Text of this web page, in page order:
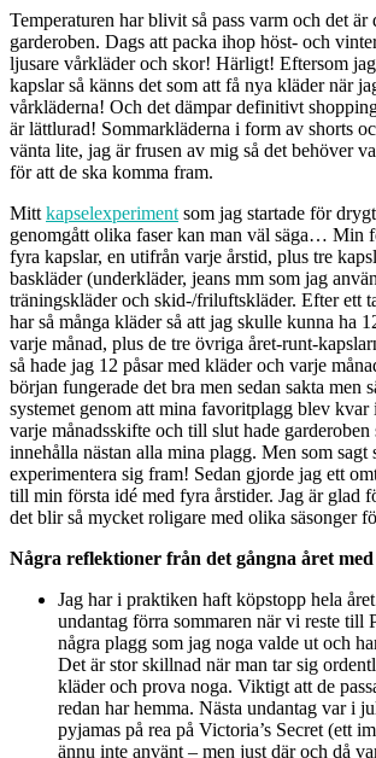
Temperaturen har blivit så pass varm och det är
garderoben. Dags att packa ihop höst- och
ljusare vårkläder och skor! Härligt! Eftersom
kapslar så känns det som att få nya kläder när
vårkläderna! Och det dämpar definitivt
är lättlurad! Sommarkläderna i form av shorts
vänta lite, jag är frusen av mig så det behöver
för att de ska komma fram.
Mitt kapselexperiment som jag startade för
genomgått olika faser kan man väl säga… Min
fyra kapslar, en utifrån varje årstid, plus tre
baskläder (underkläder, jeans mm som jag
träningskläder och skid-/friluftskläder. Efter ett
har så många kläder så att jag skulle kunna ha
varje månad, plus de tre övriga året-runt-
så hade jag 12 påsar med kläder och varje
början fungerade det bra men sedan sakta men
systemet genom att mina favoritplagg blev kvar
varje månadsskifte och till slut hade
innehålla nästan alla mina plagg. Men som sagt
experimentera sig fram! Sedan gjorde jag ett
till min första idé med fyra årstider. Jag är glad
det blir så mycket roligare med olika säsonger
Några reflektioner från det gångna året
Jag har i praktiken haft köpstopp hela
undantag förra sommaren när vi reste till
några plagg som jag noga valde ut och
Det är stor skillnad när man tar sig
kläder och prova noga. Viktigt att de
redan har hemma. Nästa undantag var i
pyjamas på rea på Victoria’s Secret (ett
ännu inte använt – men just där och då